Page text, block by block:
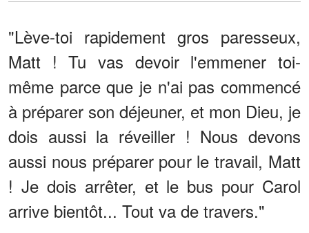
"Lève-toi rapidement gros paresseux,
Matt ! Tu vas devoir l'emmener toi-
même parce que je n'ai pas commencé
à préparer son déjeuner, et mon Dieu, je
dois aussi la réveiller ! Nous devons
aussi nous préparer pour le travail, Matt
! Je dois arrêter, et le bus pour Carol
arrive bientôt... Tout va de travers."